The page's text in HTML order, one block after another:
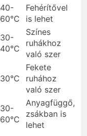
40-
60°C
Fehérítővel
is lehet
30-
40°C
Színes
ruhákhoz
való szer
30°C
Fekete
ruhához
való szer
30-
60°C
Anyagfüggő,
zsákban is
lehet